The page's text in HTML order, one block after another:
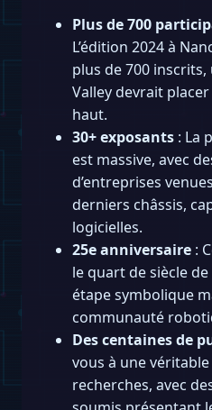
Plus de 700
L’édition 2024 à
plus de 700
Valley devrait
haut.
30+ exposants : La
est massive, avec
d’entreprises
derniers châssis,
logicielles.
25e anniversaire :
le quart de siècle
étape symbolique
communauté
Des centaines de
vous à une
recherches, avec